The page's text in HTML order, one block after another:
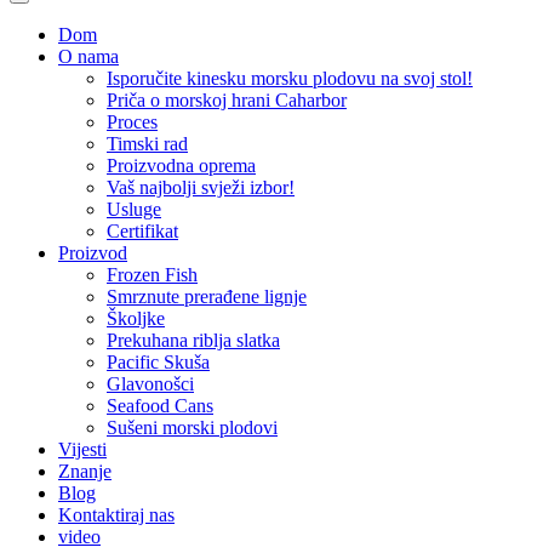
Dom
O nama
Isporučite kinesku morsku plodovu na svoj stol!
Priča o morskoj hrani Caharbor
Proces
Timski rad
Proizvodna oprema
Vaš najbolji svježi izbor!
Usluge
Certifikat
Proizvod
Frozen Fish
Smrznute prerađene lignje
Školjke
Prekuhana riblja slatka
Pacific Skuša
Glavonošci
Seafood Cans
Sušeni morski plodovi
Vijesti
Znanje
Blog
Kontaktiraj nas
video